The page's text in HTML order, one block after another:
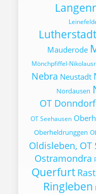
Mauderode
Mönchpfiffel-
Nebra Neustadt
Nordausen
OT Donndorf
OT Seehausen
Oberheldrunggen
Oldisleben, OT
Ostramondra
Querfurt
Ringleben